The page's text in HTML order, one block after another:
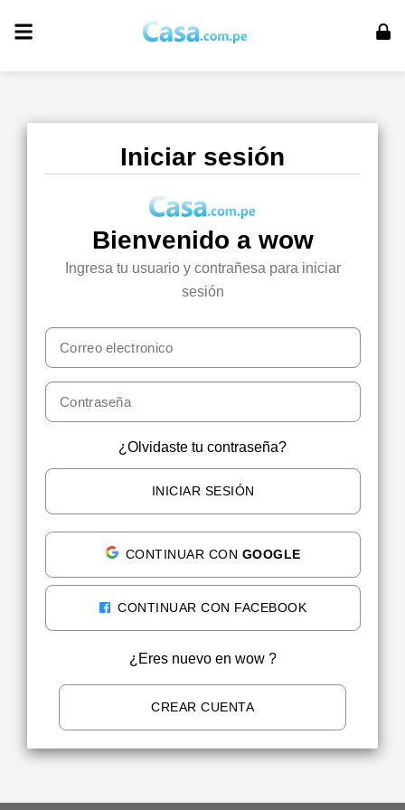
Iniciar sesión
Bienvenido a wow
Ingresa tu usuario y contrañesa para iniciar
sesión
¿Olvidaste tu contraseña?
INICIAR SESIÓN
CONTINUAR CON GOOGLE
CONTINUAR CON FACEBOOK
¿Eres nuevo en wow ?
CREAR CUENTA